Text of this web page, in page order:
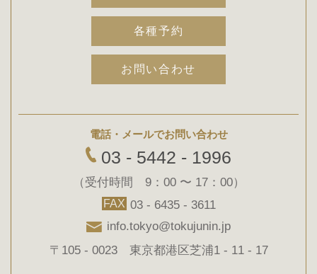
各種予約
お問い合わせ
電話・メールでお問い合わせ
03 - 5442 - 1996
（受付時間 9：00 〜 17：00）
FAX 03 - 6435 - 3611
info.tokyo@tokujunin.jp
〒105 - 0023 東京都港区芝浦1 - 11 - 17